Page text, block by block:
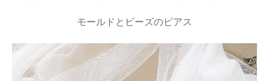
モールドとビーズのピアス